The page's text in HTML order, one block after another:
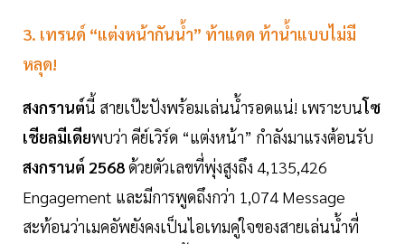
3. เทรนด์ “แต่งหน้ากันน้ำ” ท้าแดด ท้าน้ำแบบไม่มี
หลุด!
สงกรานต์นี้ สายเป๊ะปังพร้อมเล่นน้ำรอดแน่! เพราะบนโซ
เชียลมีเดียพบว่า คีย์เวิร์ด “แต่งหน้า” กำลังมาแรงต้อนรับ
สงกรานต์ 2568ด้วยตัวเลขที่พุ่งสูงถึง 4,135,426
Engagement และมีการพูดถึงกว่า 1,074 Message
สะท้อนว่าเมคอัพยังคงเป็นไอเทมคู่ใจของสายเล่นน้ำที่